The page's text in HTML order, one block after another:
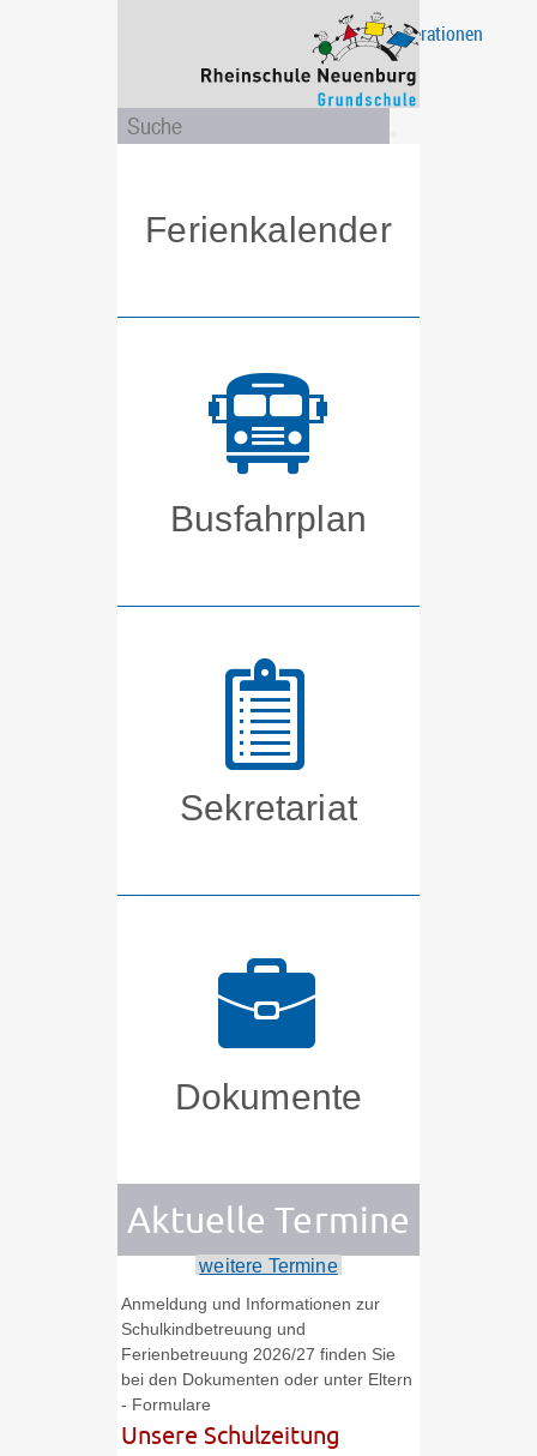
Ganztagsschule
Das
sind
wir
Kooperationen
Ferienkalender
Busfahrplan
Sekretariat
Dokumente
Aktuelle Termine
weitere Termine
Anmeldung und Informationen zur
Schulkindbetreuung und
Ferienbetreuung 2026/27 finden Sie
bei den Dokumenten oder unter Eltern
- Formulare
Unsere Schulzeitung